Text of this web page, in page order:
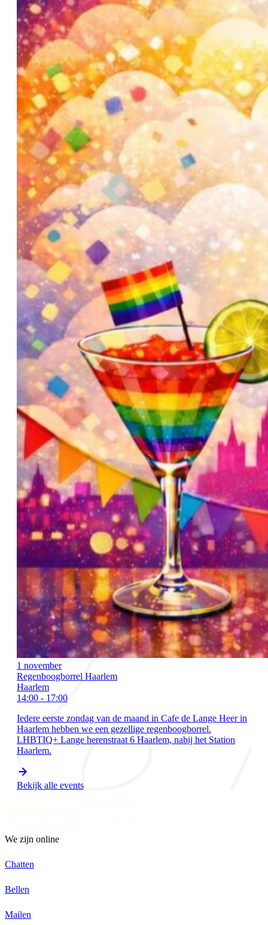
1 november
Regenboogborrel Haarlem
Haarlem
14:00 - 17:00
Iedere eerste zondag van de maand in Cafe de Lange Heer in
Haarlem hebben we een gezellige regenboogborrel.
LHBTIQ+ Lange herenstraat 6 Haarlem, nabij het Station
Haarlem.
Bekijk alle events
We zijn online
Chatten
Bellen
Mailen